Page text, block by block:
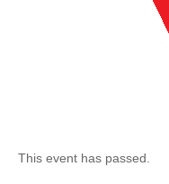
This event has passed.